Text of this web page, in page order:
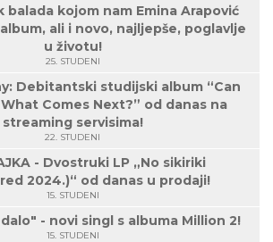
balada kojom nam Emina Arapović
ali i novo, najljepše, poglavlje
u životu!
25. STUDENI
Debitantski studijski album “Can
Comes Next?” od danas na
streaming servisima!
22. STUDENI
- Dvostruki LP „No sikiriki
2024.)“ od danas u prodaji!
15. STUDENI
- novi singl s albuma Million 2!
15. STUDENI